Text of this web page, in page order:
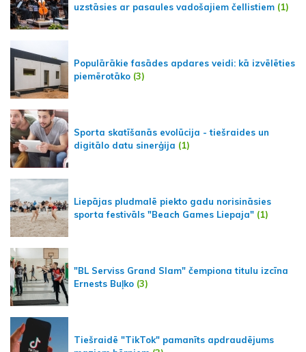
uzstāsies ar pasaules vadošajiem čellistiem (1)
Populārākie fasādes apdares veidi: kā izvēlēties
piemērotāko (3)
Sporta skatīšanās evolūcija - tiešraides un
digitālo datu sinerģija (1)
Liepājas pludmalē piekto gadu norisināsies
sporta festivāls "Beach Games Liepaja" (1)
"BL Serviss Grand Slam" čempiona titulu izcīna
Ernests Buļko (3)
Tiešraidē "TikTok" pamanīts apdraudējums